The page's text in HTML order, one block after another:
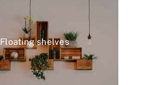
Floating shelves